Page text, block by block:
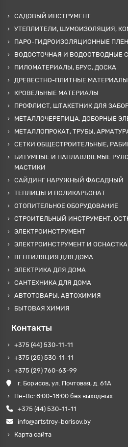
САДОВЫЙ ИНСТРУМЕНТ
УТЕПЛИТЕЛИ, ШУМОИЗОЛЯЦИЯ,
ПАРО-ГИДРОИЗОЛЯЦИОННЫЕ
ВОДОСТОЧНАЯ И ВОДООТВОДНЫЕ
ПИЛОМАТЕРИАЛЫ, БРУС, ДОСКА
ДРЕВЕСТНО-ПЛИТНЫЕ МАТЕРИАЛЫ
КРОВЕЛЬНЫЕ МАТЕРИАЛЫ
ПРОФЛИСТ, ШТАКЕТНИК ДЛЯ
МЕТАЛЛОЧЕРЕПИЦА, ДОБОРНЫЕ
МЕТАЛЛОПРОКАТ, ТРУБЫ,
СЕТКИ ОБЩЕСТРОИТЕЛЬНЫЕ,
БИТУМНЫЕ И НАПЛАВЛЯЕМЫЕ
МАСТИКИ
САЙДИНГ НАРУЖНЫЙ ФАСАДНЫЙ
ТЕПЛИЦЫ И ПОЛИКАРБОНАТ
ОТОПИТЕЛЬНОЕ ОБОРУДОВАНИЕ
СТРОИТЕЛЬНЫЙ ИНСТРУМЕНТ,
ЭЛЕКТРОИНСТРУМЕНТ
ЭЛЕКТРОИНСТРУМЕНТ И ОСНАСТКА
ВЕНТИЛЯЦИЯ ДЛЯ ДОМА
ЭЛЕКТРИКА ДЛЯ ДОМА
САНТЕХНИКА ДЛЯ ДОМА
АВТОТОВАРЫ, АВТОХИМИЯ
БЫТОВАЯ ХИМИЯ
Контакты
+375 (44) 530-11-11
+375 (25) 530-11-11
+375 (29) 760-63-99
г. Борисов, ул. Почтовая, д. 61А
Пн-Вс: 8:00-18:00 без выходных
+375 (44) 530-11-11
info@artstroy-borisov.by
Карта сайта